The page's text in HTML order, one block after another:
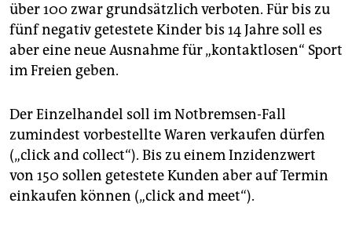
über 100 zwar grundsätzlich verboten. Für bis zu
fünf negativ getestete Kinder bis 14 Jahre soll es
aber eine neue Ausnahme für „kontaktlosen“ Sport
im Freien geben.
Der Einzelhandel soll im Notbremsen-Fall
zumindest vorbestellte Waren verkaufen dürfen
(„click and collect“). Bis zu einem Inzidenzwert
von 150 sollen getestete Kunden aber auf Termin
einkaufen können („click and meet“).